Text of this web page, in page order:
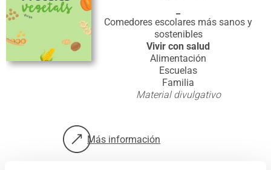
Comedores escolares más sanos y
sostenibles
Vivir con salud
Alimentación
Escuelas
Familia
Material divulgativo
Más información
sobre: Comedores escolares más sanos y